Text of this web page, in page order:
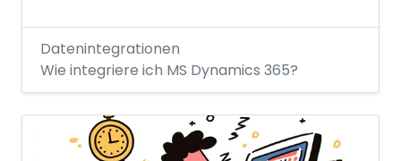
Datenintegrationen
Wie integriere ich MS Dynamics 365?